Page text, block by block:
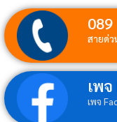
089
สายด่ว
เพ
เพจ